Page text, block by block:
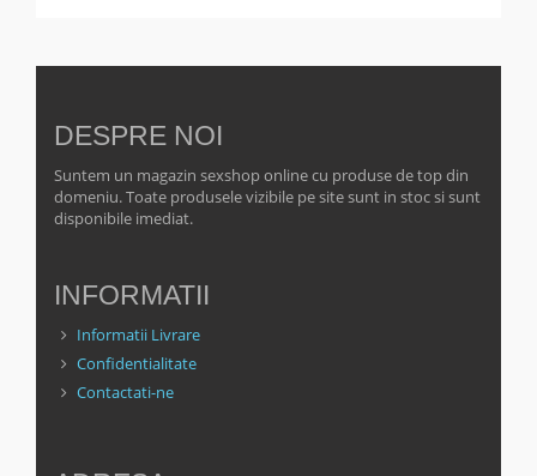
DESPRE NOI
Suntem un magazin sexshop online cu produse de top din
domeniu. Toate produsele vizibile pe site sunt in stoc si sunt
disponibile imediat.
INFORMATII
Informatii Livrare
Confidentialitate
Contactati-ne